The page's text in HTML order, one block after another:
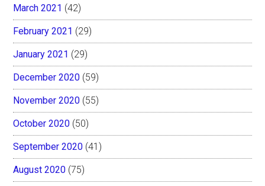
March 2021 (42)
February 2021 (29)
January 2021 (29)
December 2020 (59)
November 2020 (55)
October 2020 (50)
September 2020 (41)
August 2020 (75)